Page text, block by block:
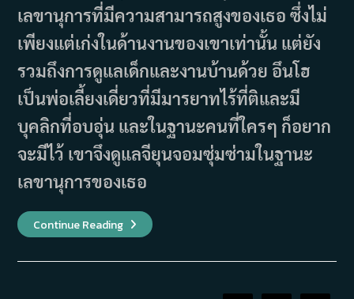
เลขานุการที่มีความสามารถสูงของเธอ ซึ่งไม่
เพียงแต่เก่งในด้านงานของเขาเท่านั้น แต่ยัง
รวมถึงการดูแลเด็กและงานบ้านด้วย อึนโฮ
เป็นพ่อเลี้ยงเดี่ยวที่มีมารยาทไร้ที่ติและมี
บุคลิกที่อบอุ่น และในฐานะคนที่ใครๆ ก็อยาก
จะมีไว้ เขาจึงดูแลจียุนจอมซุ่มซ่ามในฐานะ
เลขานุการของเธอ
Continue Readingเรื่อง
ย่อ
รีส์